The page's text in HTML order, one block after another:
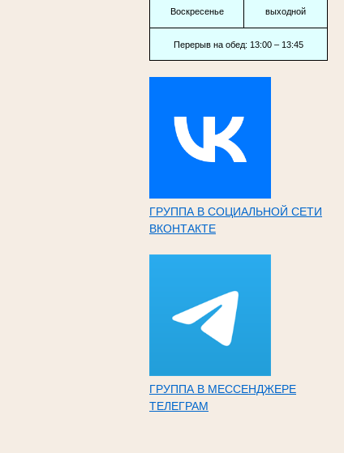
Воскресенье выходной
Перерыв на обед: 13:00 – 13:45
ГРУППА В СОЦИАЛЬНОЙ СЕТИ
ВКОНТАКТЕ
ГРУППА В МЕССЕНДЖЕРЕ
ТЕЛЕГРАМ